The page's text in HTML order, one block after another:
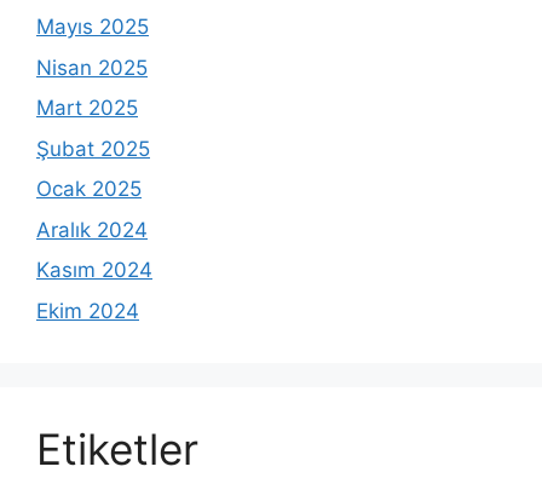
Mayıs 2025
Nisan 2025
Mart 2025
Şubat 2025
Ocak 2025
Aralık 2024
Kasım 2024
Ekim 2024
Etiketler